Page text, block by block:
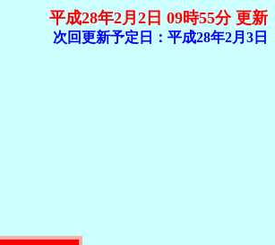
平成28年2月2日 09時55分 更新
次回更新予定日：平成28年2月3日